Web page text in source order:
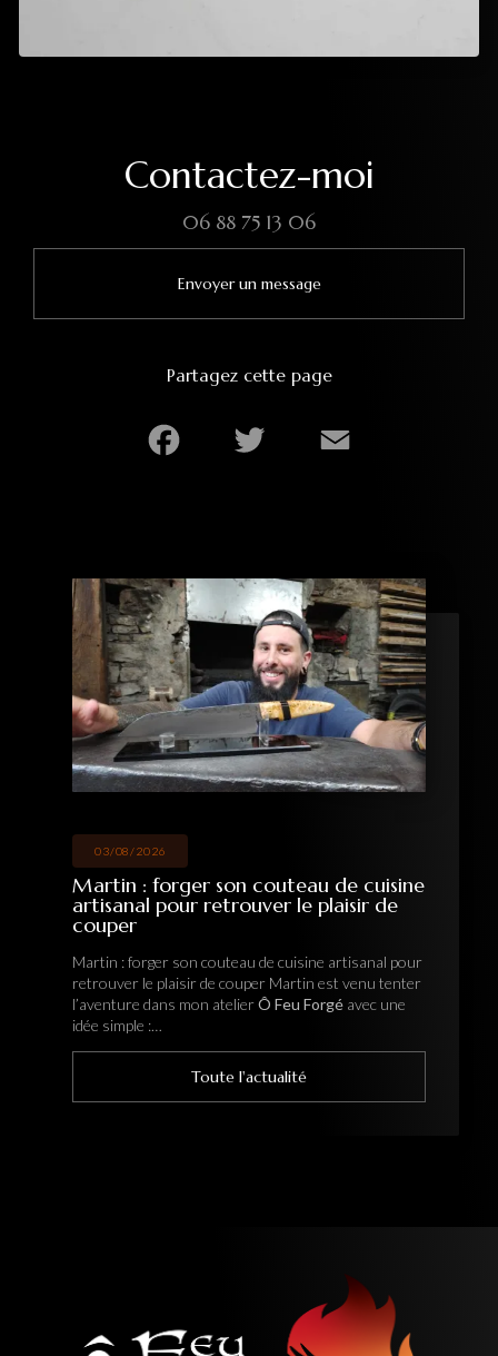
Contactez-moi
06 88 75 13 06
Envoyer un message
Partagez cette page
03/08/2026
Martin : forger son couteau de cuisine
artisanal pour retrouver le plaisir de
couper
Martin : forger son couteau de cuisine artisanal pour
retrouver le plaisir de couper Martin est venu tenter
l’aventure dans mon atelierÔ Feu Forgé avec une
idée simple :…
Toute l'actualité